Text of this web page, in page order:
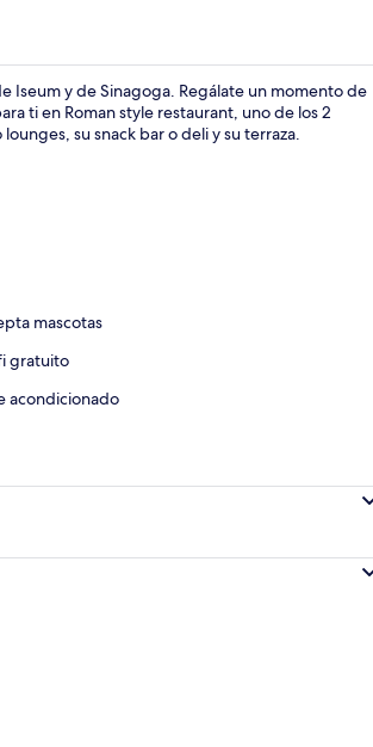
Iseum y de Sinagoga. Regálate un momento de
ti en Roman style restaurant, uno de los 2
su snack bar o deli y su terraza.
mascotas
gratuito
acondicionado